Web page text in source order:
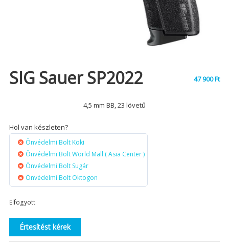
SIG Sauer SP2022 47 900Ft
4,5 mm BB, 23 lövetű
Hol van készleten?
Önvédelmi Bolt Köki
Önvédelmi Bolt World Mall ( Asia Center )
Önvédelmi Bolt Sugár
Önvédelmi Bolt Oktogon
Elfogyott
Értesítést kérek